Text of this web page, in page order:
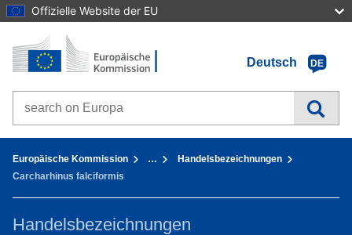
Offizielle Website der EU
Zum Inhalt gehen
Startseite - Europäische Kommission
Deutsch
DE
Search on Europa websites
Europäische Kommission …
Handelsbezeichnungen
Carcharhinus falciformis
Handelsbezeichnungen